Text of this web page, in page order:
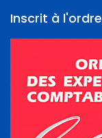
Inscrit à l'ordre